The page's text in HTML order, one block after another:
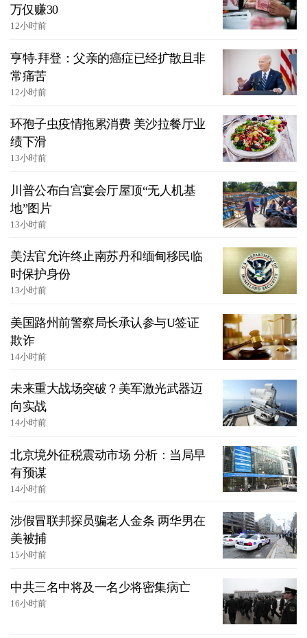
万仅赚30
12小时前
亨特‧拜登：父亲的癌症已经扩散且非
常痛苦
12小时前
环孢子虫疫情拖累消费 美沙拉餐厅业
绩下滑
13小时前
川普公布白宫宴会厅屋顶“无人机基
地”图片
13小时前
美法官允许终止南苏丹和缅甸移民临
时保护身份
13小时前
美国路州前警察局长承认参与U签证
欺诈
14小时前
未来重大战场突破？美军激光武器迈
向实战
14小时前
北京境外征税震动市场 分析：当局早
有预谋
14小时前
涉假冒联邦探员骗老人金条 两华男在
美被捕
15小时前
中共三名中将及一名少将密集病亡
16小时前